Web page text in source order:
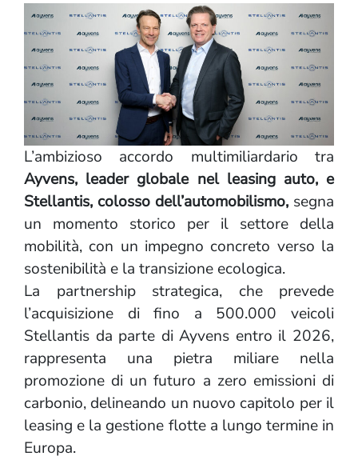
L’ambizioso accordo multimiliardario tra
Ayvens, leader globale nel leasing auto, e
Stellantis, colosso dell’automobilismo, segna
un momento storico per il settore della
mobilità, con un impegno concreto verso la
sostenibilità e la transizione ecologica.
La partnership strategica, che prevede
l’acquisizione di fino a 500.000 veicoli
Stellantis da parte di Ayvens entro il 2026,
rappresenta una pietra miliare nella
promozione di un futuro a zero emissioni di
carbonio, delineando un nuovo capitolo per il
leasing e la gestione flotte a lungo termine in
Europa.